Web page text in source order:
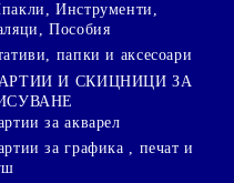
Инструменти,
Пособия
папки и аксесоари
И СКИЦНИЦИ ЗА
за акварел
за графика , печат и